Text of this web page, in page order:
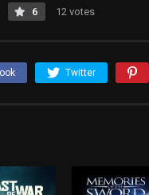
6 12 votes
Twitter